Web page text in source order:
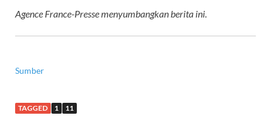
Agence France-Presse menyumbangkan berita ini.
Sumber
TAGGED 1 11